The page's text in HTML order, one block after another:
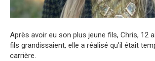
Après avoir eu son plus jeune fils, Chris, 12
fils grandissaient, elle a réalisé qu’il était
carrière.